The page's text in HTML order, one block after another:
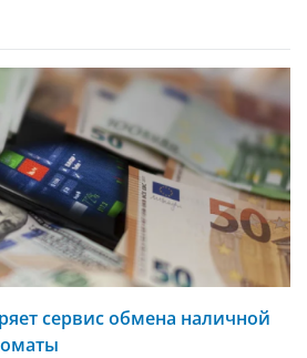
сервис обмена наличной